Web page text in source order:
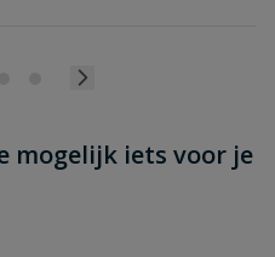
mogelijk iets voor je